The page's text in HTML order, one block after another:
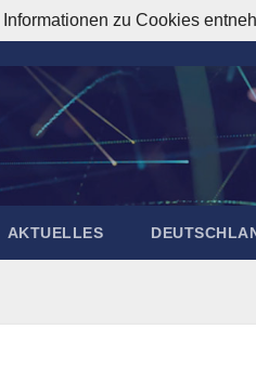
AKTUELLES
Informationen zu Cookies